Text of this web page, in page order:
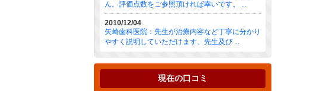
ん。評価点数をご参照頂ければ幸いです。 ...
2010/12/04
矢崎歯科医院：先生が治療内容など丁寧に分かり
やすく説明していただけます、先生及び ...
現在の口コミ